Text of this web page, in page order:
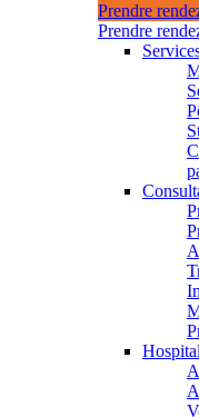
Prendre
Prendre